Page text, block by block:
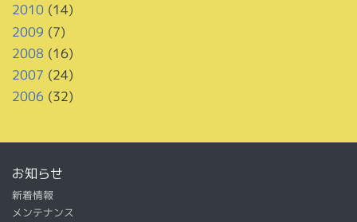
2010(14)
2009 (7)
2008 (16)
2007 (24)
2006 (32)
お知らせ
新着情報
メンテナンス